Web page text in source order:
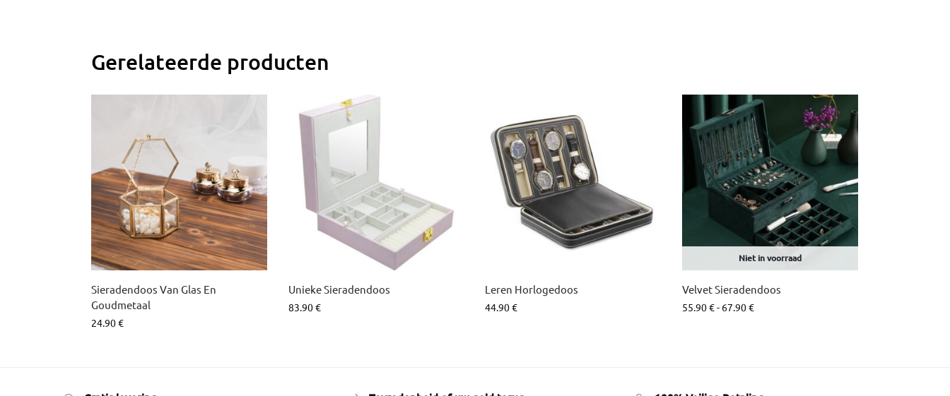
Gerelateerde producten
Sieradendoos Van Glas En
Goudmetaal
24.90€
Unieke Sieradendoos
83.90€
Leren Horlogedoos
44.90€
Niet in voorraad
Velvet Sieradendoos
55.90€- 67.90€